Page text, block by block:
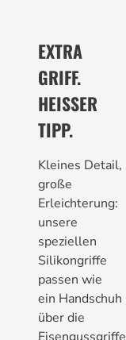
EXTRA
GRIFF.
HEISSER
TIPP.
Kleines Detail,
große
Erleichterung:
unsere
speziellen
Silikongriffe
passen wie
ein Handschuh
über die
Eisengussgriffe